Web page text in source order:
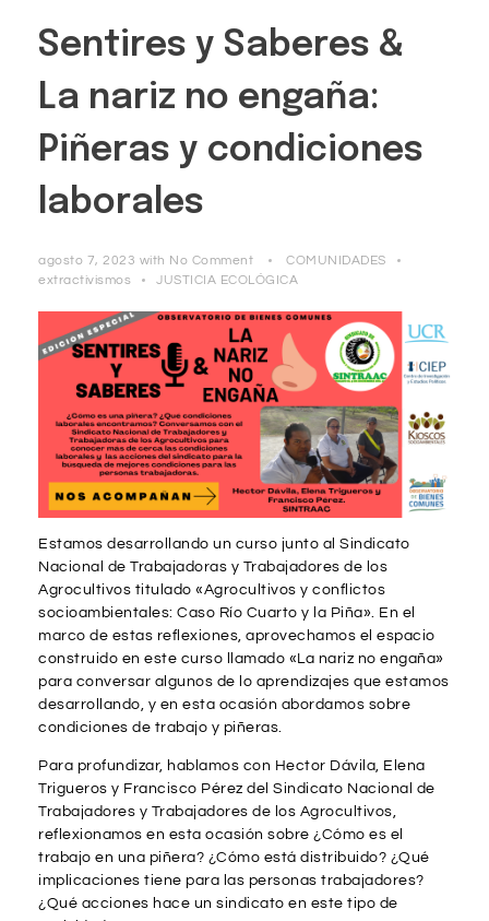
Sentires y Saberes &
La nariz no engaña:
Piñeras y condiciones
laborales
agosto 7, 2023 with No Comment
COMUNIDADES
extractivismos
JUSTICIA ECOLÓGICA
Estamos desarrollando un curso junto al Sindicato
Nacional de Trabajadoras y Trabajadores de los
Agrocultivos titulado «Agrocultivos y conflictos
socioambientales: Caso Río Cuarto y la Piña». En el
marco de estas reflexiones, aprovechamos el espacio
construido en este curso llamado «La nariz no engaña»
para conversar algunos de lo aprendizajes que estamos
desarrollando, y en esta ocasión abordamos sobre
condiciones de trabajo y piñeras.
Para profundizar, hablamos con Hector Dávila, Elena
Trigueros y Francisco Pérez del Sindicato Nacional de
Trabajadores y Trabajadores de los Agrocultivos,
reflexionamos en esta ocasión sobre ¿Cómo es el
trabajo en una piñera? ¿Cómo está distribuido? ¿Qué
implicaciones tiene para las personas trabajadores?
¿Qué acciones hace un sindicato en este tipo de